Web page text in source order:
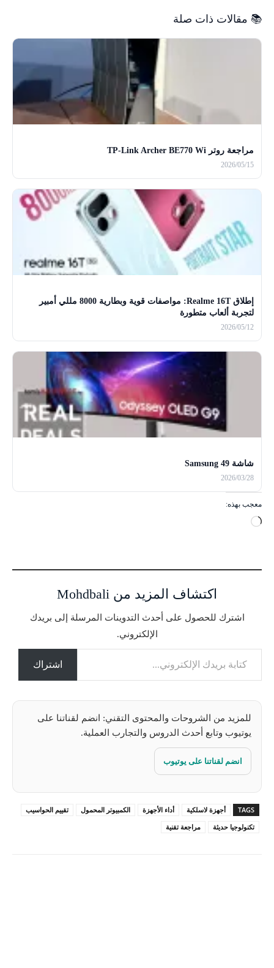
📚 مقالات ذات صلة
مراجعة روتر TP-Link Archer BE770 Wi
2026/05/15
إطلاق Realme 16T: مواصفات قوية وبطارية 8000 مللي أمبير
لتجربة ألعاب متطورة
2026/05/12
شاشة Samsung 49
2026/03/28
معجب بهذه:
ج
ي
ل
اكتشاف المزيد من Mohdbali
اشترك للحصول على أحدث التدوينات المرسلة إلى بريدك
الإلكتروني.
كتابة بريدك الإلكتروني...
اشتراك
للمزيد من الشروحات والمحتوى التقني: انضم لقناتنا على
يوتيوب وتابع أحدث الدروس والتجارب العملية.
انضم لقناتنا على يوتيوب
TAGS أجهزة لاسلكية أداء الأجهزة الكمبيوتر المحمول
تقييم الحواسيب
تكنولوجيا حديثة
مراجعة تقنية